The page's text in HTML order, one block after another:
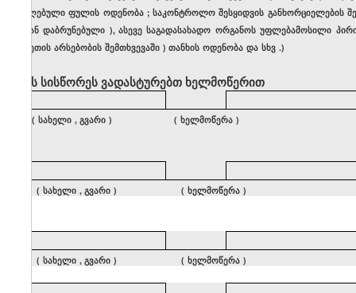
მიღებული ფულის ოდენობა ;საკონტროლო შესყიდვის განხორციელების
უკან დაბრუნებული ),ასევე საგადასახადო ორგანოს უფლებამოსილი
ასეთის არსებობის შემთხვევაში ) თანხის ოდენობა და სხვ .)
ოქმის სისწორესვადასტურებთ ხელმოწერით
( სახელი ,გვარი ) ( ხელმოწერა )
( სახელი ,გვარი ) ( ხელმოწერა )
( სახელი ,გვარი ) ( ხელმოწერა )